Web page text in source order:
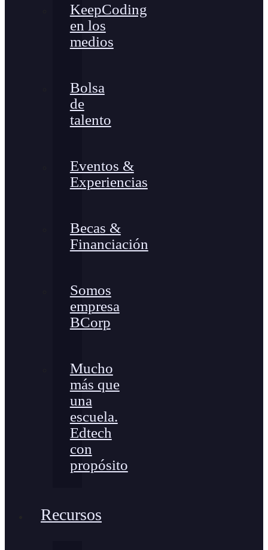
KeepCoding
en los
medios
Bolsa
de
talento
Eventos &
Experiencias
Becas &
Financiación
Somos
empresa
BCorp
Mucho
más que
una
escuela.
Edtech
con
propósito
Recursos